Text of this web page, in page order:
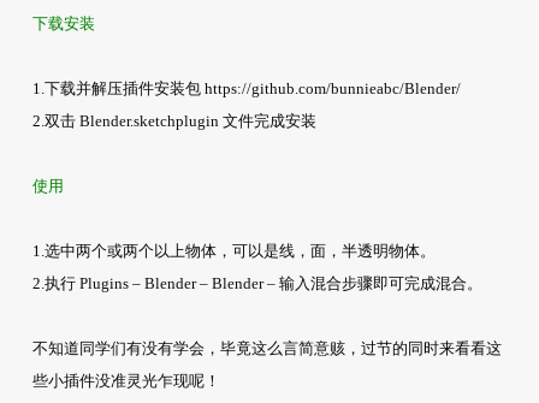
下载安装
1.下载并解压插件安装包 https://github.com/bunnieabc/Blender/
2.双击 Blender.sketchplugin 文件完成安装
使用
1.选中两个或两个以上物体，可以是线，面，半透明物体。
2.执行 Plugins – Blender – Blender – 输入混合步骤即可完成混合。
不知道同学们有没有学会，毕竟这么言简意赅，过节的同时来看看这
些小插件没准灵光乍现呢！